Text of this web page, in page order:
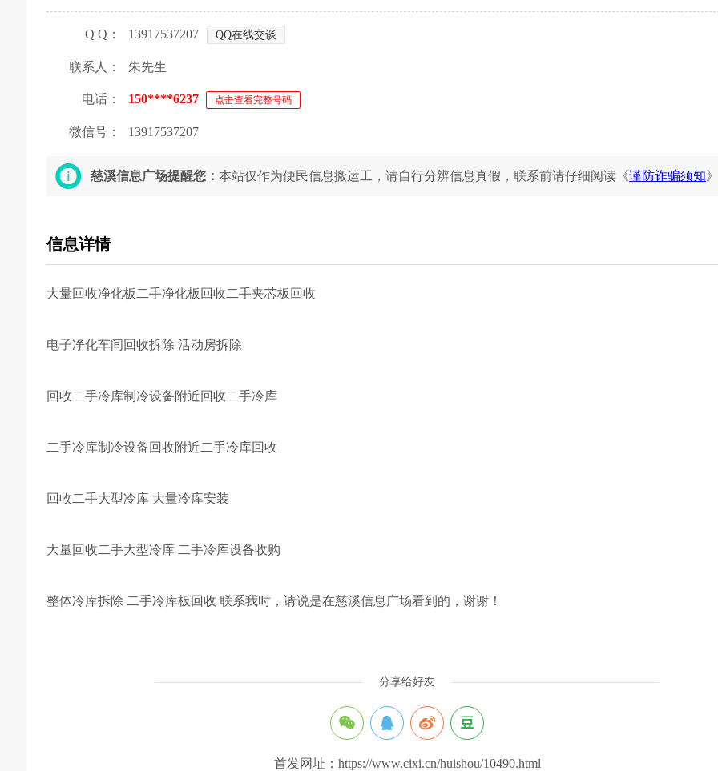
Q Q： 13917537207 QQ在线交谈
联系人： 朱先生
电话： 150****6237 点击查看完整号码
微信号： 13917537207
慈溪信息广场提醒您： 本站仅作为便民信息搬运工，请自行分辨信息真假，联系前请仔细阅读《谨防诈骗须知》
信息详情
大量回收净化板二手净化板回收二手夹芯板回收
电子净化车间回收拆除 活动房拆除
回收二手冷库制冷设备附近回收二手冷库
二手冷库制冷设备回收附近二手冷库回收
回收二手大型冷库 大量冷库安装
大量回收二手大型冷库 二手冷库设备收购
整体冷库拆除 二手冷库板回收 联系我时，请说是在慈溪信息广场看到的，谢谢！
分享给好友
首发网址：https://www.cixi.cn/huishou/10490.html